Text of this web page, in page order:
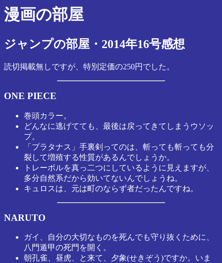
漫画の部屋
ジャンプの部屋・2014年16号感想
読切掲載無しですが、特別定価の250円でした。
ONE PIECE
巻頭カラー。
どんなに逃げてても、最後は戻ってきてしまうウソッ
プ。
「プラタナス」手裏剣ってのは、斬っても斬っても分
裂して増殖する性質があるんでしょうか。
トレーボルを真っ二つにしているように見えますが、
多分自然系だから効いてないんでしょうね。
キュロスは、元は町のならず者だったんですね。
NARUTO
ガイ、自分の大切なものを死んでも守り抜くために、
八門遁甲の死門を開く。
朝孔雀、昼虎、と来て、夕象(せきぞう)ですか。いま